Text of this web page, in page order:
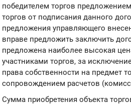
победителем торгов
торгов от подписания данного
предложения управляющего
вправе предложить заключить
предложена наиболее высокая
участниками торгов, за
права собственности на предмет
сопровождением расчетов
Сумма приобретения объекта